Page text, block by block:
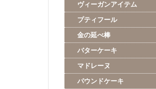
ヴィーガンアイテム
プティフール
金の延べ棒
バターケーキ
マドレーヌ
パウンドケーキ